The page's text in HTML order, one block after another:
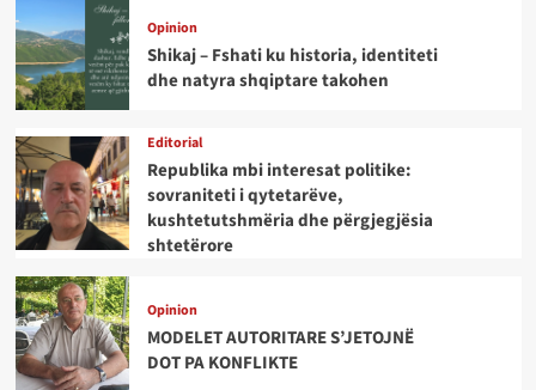
Opinion
Shikaj – Fshati ku historia, identiteti
dhe natyra shqiptare takohen
Editorial
Republika mbi interesat politike:
sovraniteti i qytetarëve,
kushtetutshmëria dhe përgjegjësia
shtetërore
Opinion
MODELET AUTORITARE S’JETOJNË
DOT PA KONFLIKTE